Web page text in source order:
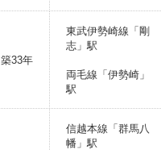
築33年
東武伊勢崎線「剛
志」駅
両毛線「伊勢崎」
駅
信越本線「群馬八
幡」駅